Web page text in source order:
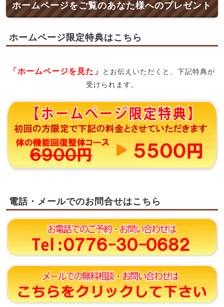
ホームページをご覧のあなた様へのプレゼント
ホームページ限定特典はこちら
「ホームページを見た」
とお伝えいただくと、下記特典が
受けられます。
電話・メールでのお問合せはこちら